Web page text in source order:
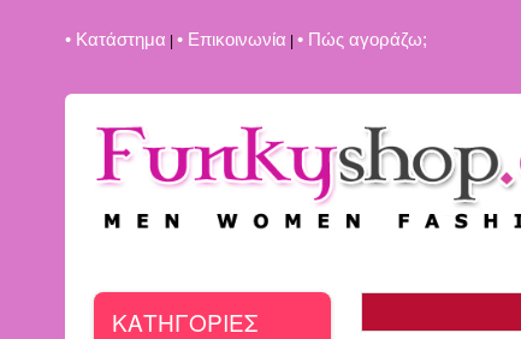
• Kατάστημα • Επικοινωνία • Πώς αγοράζω;
ΚΑΤΗΓΟΡΙΕΣ